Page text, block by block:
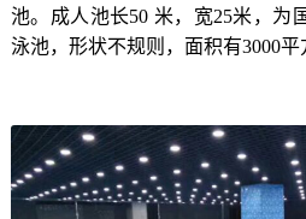
池。成人池长50 米，宽25米，为
泳池，形状不规则，面积有3000平